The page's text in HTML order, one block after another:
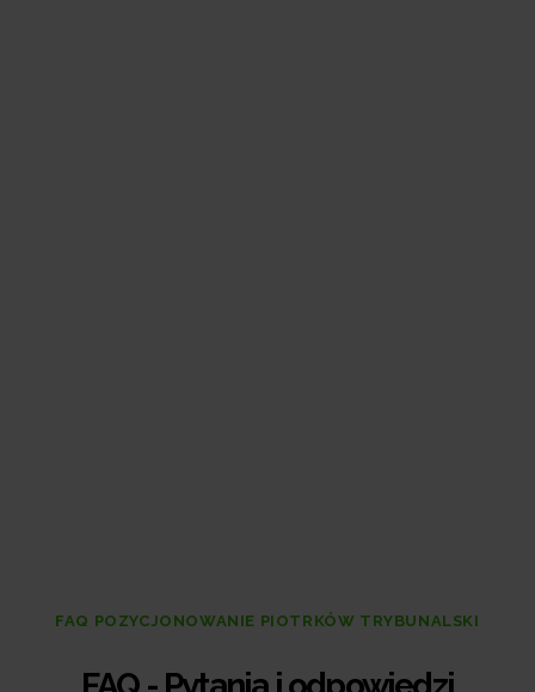
FAQ POZYCJONOWANIE PIOTRKÓW TRYBUNALSKI